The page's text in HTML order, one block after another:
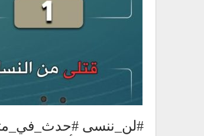
#لن_ننسى